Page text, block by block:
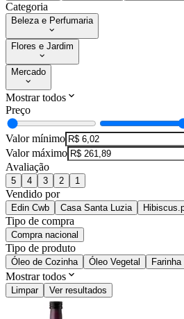
Categoria
Beleza e Perfumaria
Flores e Jardim
Mercado
Mostrar todos
Preço
Valor mínimo
Valor máximo
Avaliação
5 4 3 2 1
Vendido por
Edin Cwb Casa Santa Luzia
Tipo de compra
Compra nacional
Tipo de produto
Óleo de Cozinha Óleo Vegetal Farinha
Mostrar todos
Limpar Ver resultados